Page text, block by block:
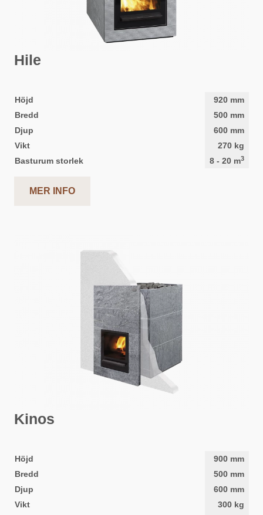
Hile
Höjd 920 mm
Bredd
500 mm
Djup
600 mm
Vikt
270 kg
Basturum storlek
8 - 20 m3
MER INFO
Kinos
Höjd 900 mm
Bredd
500 mm
Djup
600 mm
Vikt
300 kg